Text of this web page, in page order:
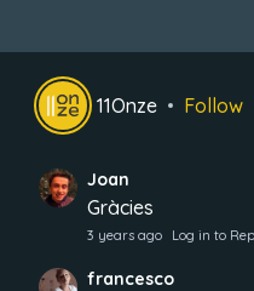
11Onze Follow
Joan
Gràcies
3 years ago Log in to
francesco